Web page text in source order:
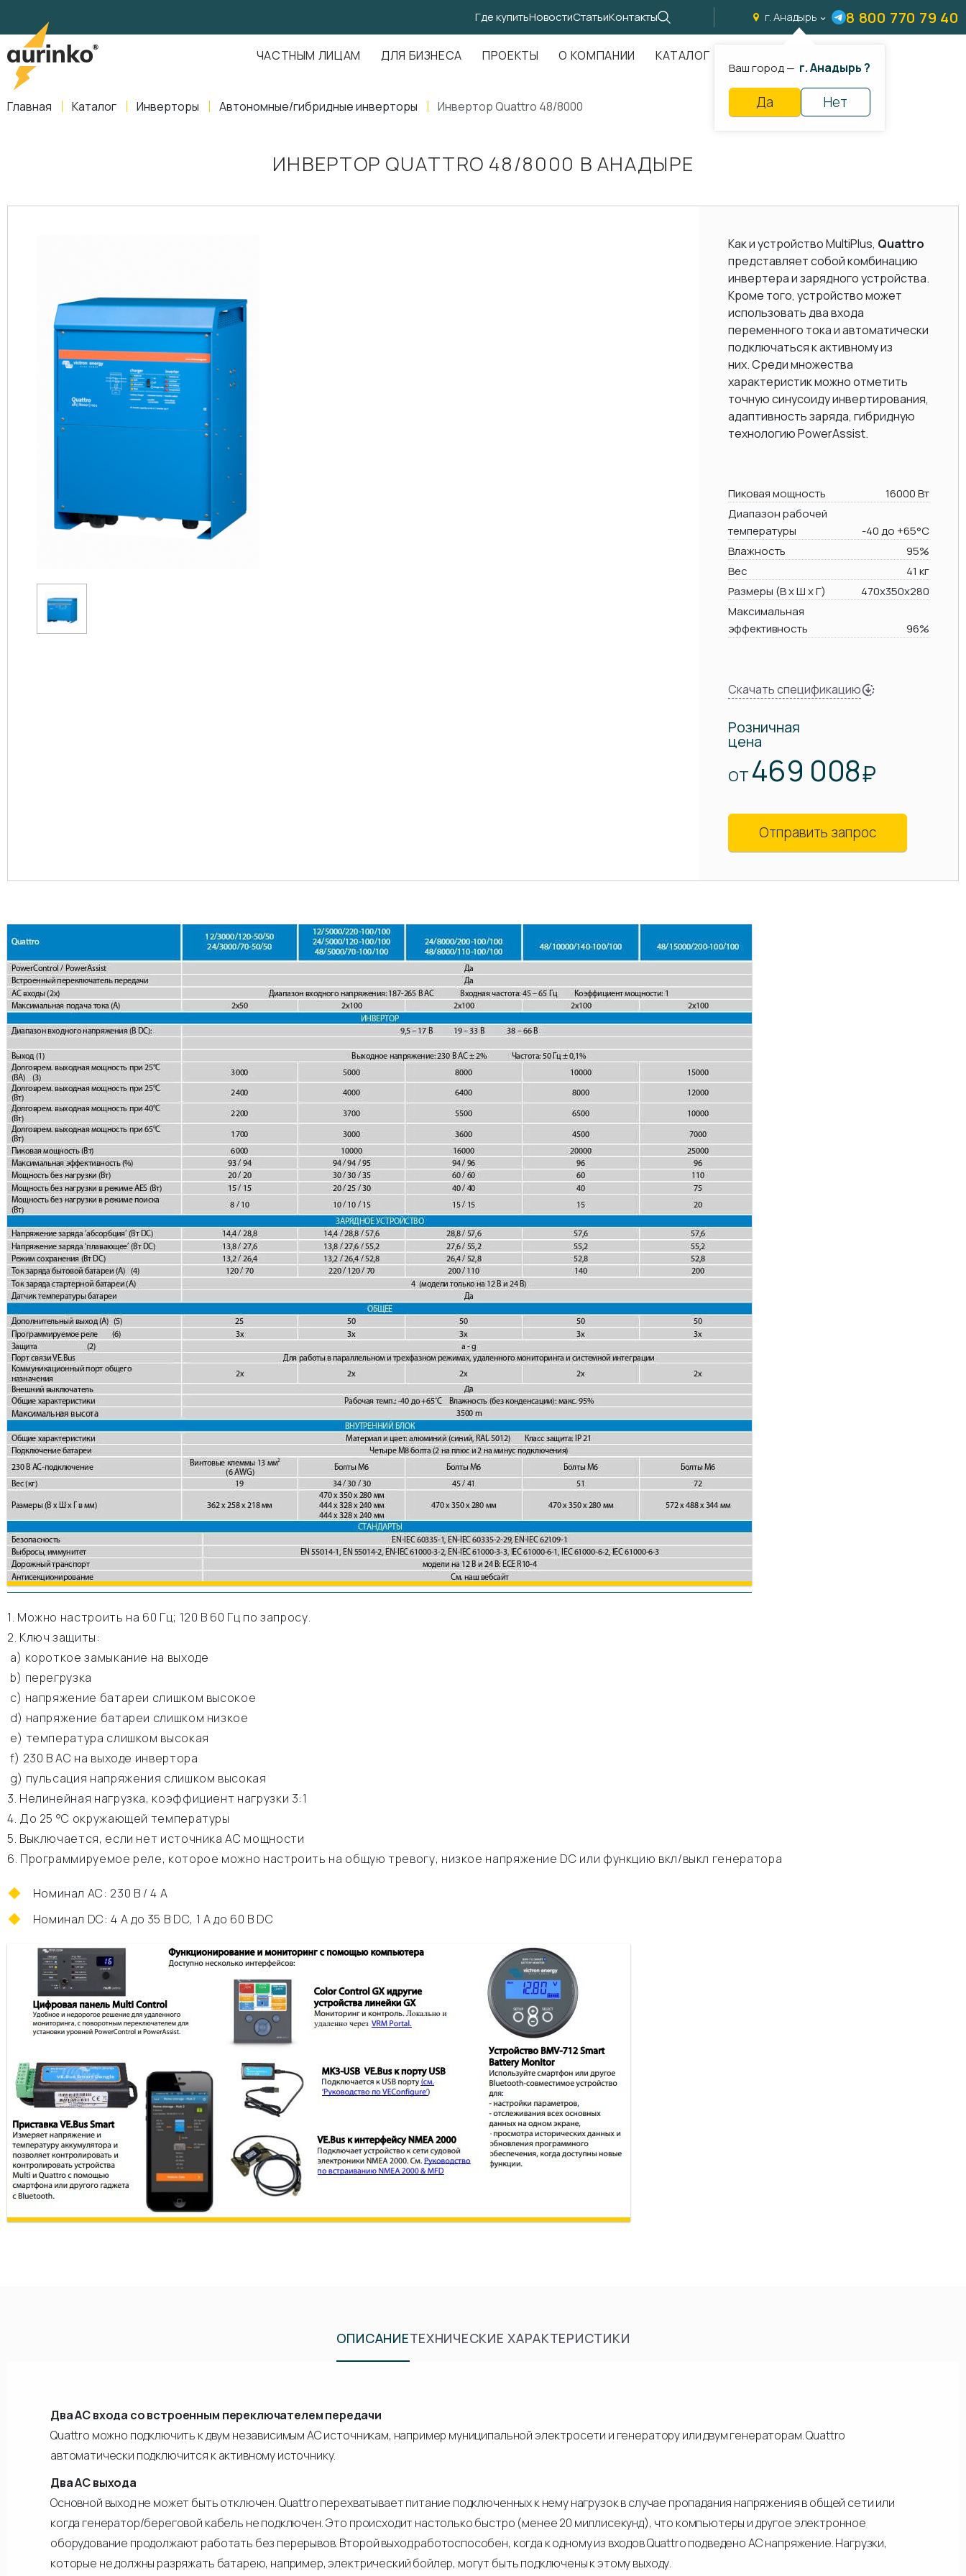
Где купитьНовостиСтатьиКонтакты г. Анадырь
Ваш город — г. Анадырь ?
Да Нет
8 800 770 79 40
ЧАСТНЫМ ЛИЦАМ ДЛЯ БИЗНЕСА ПРОЕКТЫ О КОМПАНИИ КАТАЛОГ
Главная Каталог Инверторы Автономные/гибридные инверторы Инвертор Quattro 48/8000
ИНВЕРТОР QUATTRO 48/8000 В АНАДЫРЕ
Как и устройство MultiPlus, Quattro
представляет собой комбинацию
инвертера и зарядного устройства.
Кроме того, устройство может
использовать два входа
переменного тока и автоматически
подключаться к активному из
них. Среди множества
характеристик можно отметить
точную синусоиду инвертирования,
адаптивность заряда, гибридную
технологию PowerAssist.
Пиковая мощность
16000 Вт
Диапазон рабочей
температуры
-40 до +65°C
Влажность
95%
Вес
41 кг
Размеры (В х Ш х Г)
470x350x280
Максимальная
эффективность
96%
Скачать спецификацию
Розничная
цена
ОТ 469 008₽
Отправить запрос
1. Можно настроить на 60 Гц; 120 В 60 Гц по запросу.
2. Ключ защиты:
а) короткое замыкание на выходе
b) перегрузка
c) напряжение батареи слишком высокое
d) напряжение батареи слишком низкое
e) температура слишком высокая
f) 230 В АС на выходе инвертора
g) пульсация напряжения слишком высокая
3. Нелинейная нагрузка, коэффициент нагрузки 3:1
4. До 25 °C окружающей температуры
5. Выключается, если нет источника АС мощности
6. Программируемое реле, которое можно настроить на общую тревогу, низкое напряжение DC или функцию вкл/выкл генератора
Номинал АС: 230 В / 4 A
Номинал DC: 4 A до 35 В DC, 1 A до 60 В DC
ОПИСАНИЕТЕХНИЧЕСКИЕ ХАРАКТЕРИСТИКИ
Два АС входа со встроенным переключателем передачи
Quattro можно подключить к двум независимым АС источникам, например муниципальной электросети и генератору или двум генераторам. Quattro
автоматически подключится к активному источнику.
Два АС выхода
Основной выход не может быть отключен. Quattro перехватывает питание подключенных к нему нагрузок в случае пропадания напряжения в общей сети или
когда генератор/береговой кабель не подключен. Это происходит настолько быстро (менее 20 миллисекунд), что компьютеры и другое электронное
оборудование продолжают работать без перерывов. Второй выход работоспособен, когда к одному из входов Quattro подведено АС напряжение. Нагрузки,
которые не должны разряжать батарею, например, электрический бойлер, могут быть подключены к этому выходу.
,Свердловская область
info@aurinkos.com
8-800-770-79-40